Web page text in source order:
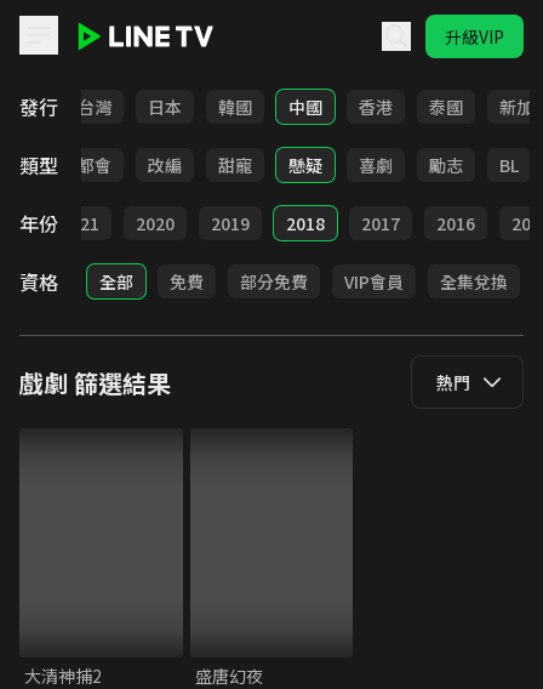
升級VIP
發行
全部 台灣 日本 韓國 中國 香港 泰國 新加
類型
愛情 都會 改編 甜寵 懸疑 喜劇 勵志 BL
年份 2021 2020 2019 2018 2017 2016
資格 全部 免費 部分免費 VIP會員 全集兌換
戲劇 篩選結果 熱門
大清神捕2 盛唐幻夜